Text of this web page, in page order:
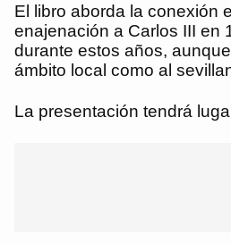
El libro aborda la conexión
enajenación a Carlos III en
durante estos años,
ámbito local como al
La presentación tendrá